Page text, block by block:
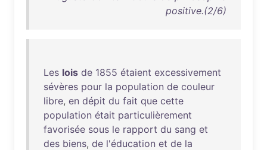
positive.(2/6)
Les lois de 1855 étaient excessivement
sévères pour la population de couleur
libre, en dépit du fait que cette
population était particulièrement
favorisée sous le rapport du sang et
des biens, de l'éducation et de la